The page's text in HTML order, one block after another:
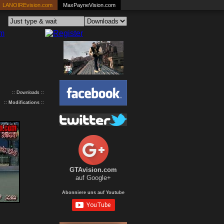
LANOIREvision.com MaxPayneVision.com
:: Downloads ::
:: Modifications ::
GTAvision.com
auf Google+
Abonniere uns auf Youtube